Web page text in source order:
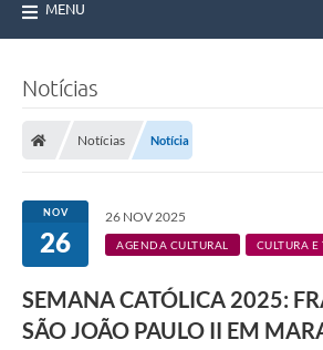
MENU
Notícias
Notícias Notícia
NOV
26
26 NOV 2025
AGENDA CULTURAL CULTURA E
SEMANA CATÓLICA 2025:
SÃO JOÃO PAULO II EM